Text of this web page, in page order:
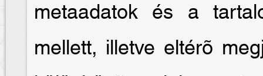
metaadatok és a
mellett, illetve eltérõ